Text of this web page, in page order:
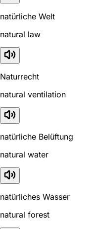
natürliche Welt
natural law
Naturrecht
natural ventilation
natürliche Belüftung
natural water
natürliches Wasser
natural forest